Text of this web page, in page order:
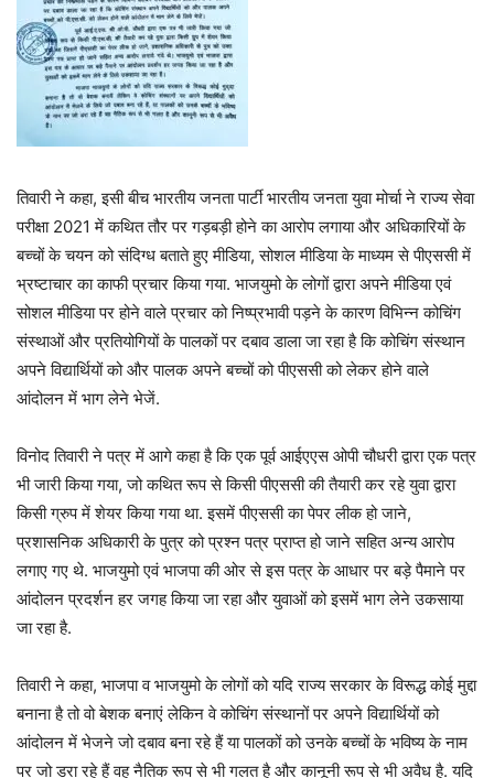
तिवारी ने कहा, इसी बीच भारतीय जनता पार्टी भारतीय जनता युवा मोर्चा ने राज्य सेवा
परीक्षा 2021 में कथित तौर पर गड़बड़ी होने का आरोप लगाया और अधिकारियों के
बच्चों के चयन को संदिग्ध बताते हुए मीडिया, सोशल मीडिया के माध्यम से पीएससी में
भ्रष्टाचार का काफी प्रचार किया गया. भाजयुमो के लोगों द्वारा अपने मीडिया एवं
सोशल मीडिया पर होने वाले प्रचार को निष्प्रभावी पड़ने के कारण विभिन्न कोचिंग
संस्थाओं और प्रतियोगियों के पालकों पर दबाव डाला जा रहा है कि कोचिंग संस्थान
अपने विद्यार्थियों को और पालक अपने बच्चों को पीएससी को लेकर होने वाले
आंदोलन में भाग लेने भेजें.
विनोद तिवारी ने पत्र में आगे कहा है कि एक पूर्व आईएएस ओपी चौधरी द्वारा एक पत्र
भी जारी किया गया, जो कथित रूप से किसी पीएससी की तैयारी कर रहे युवा द्वारा
किसी ग्रुप में शेयर किया गया था. इसमें पीएससी का पेपर लीक हो जाने,
प्रशासनिक अधिकारी के पुत्र को प्रश्न पत्र प्राप्त हो जाने सहित अन्य आरोप
लगाए गए थे. भाजयुमो एवं भाजपा की ओर से इस पत्र के आधार पर बड़े पैमाने पर
आंदोलन प्रदर्शन हर जगह किया जा रहा और युवाओं को इसमें भाग लेने उकसाया
जा रहा है.
तिवारी ने कहा, भाजपा व भाजयुमो के लोगों को यदि राज्य सरकार के विरूद्ध कोई मुद्दा
बनाना है तो वो बेशक बनाएं लेकिन वे कोचिंग संस्थानों पर अपने विद्यार्थियों को
आंदोलन में भेजने जो दबाव बना रहे हैं या पालकों को उनके बच्चों के भविष्य के नाम
पर जो डरा रहे हैं वह नैतिक रूप से भी गलत है और कानूनी रूप से भी अवैध है. यदि